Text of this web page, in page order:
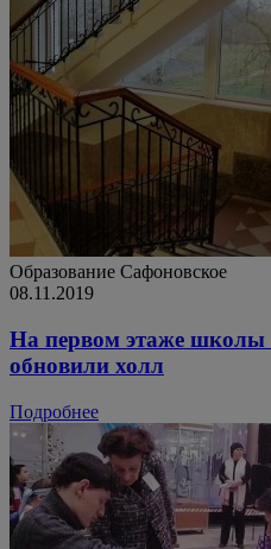
Образование Сафоновское
08.11.2019
На первом этаже
обновили холл
Подробнее